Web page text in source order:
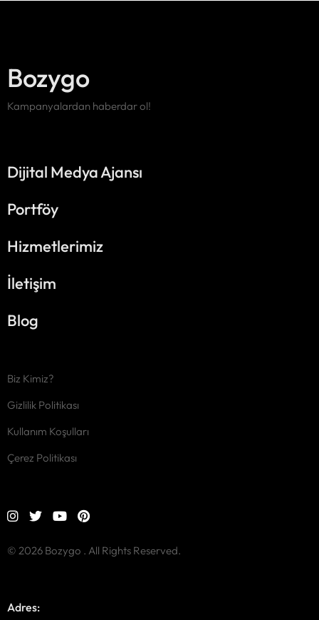
Bozygo
Kampanyalardan haberdar ol!
Dijital Medya Ajansı
Portföy
Hizmetlerimiz
İletişim
Blog
Biz Kimiz?
Gizlilik Politikası
Kullanım Koşulları
Çerez Politikası
© 2026 Bozygo . All Rights Reserved.
Adres: